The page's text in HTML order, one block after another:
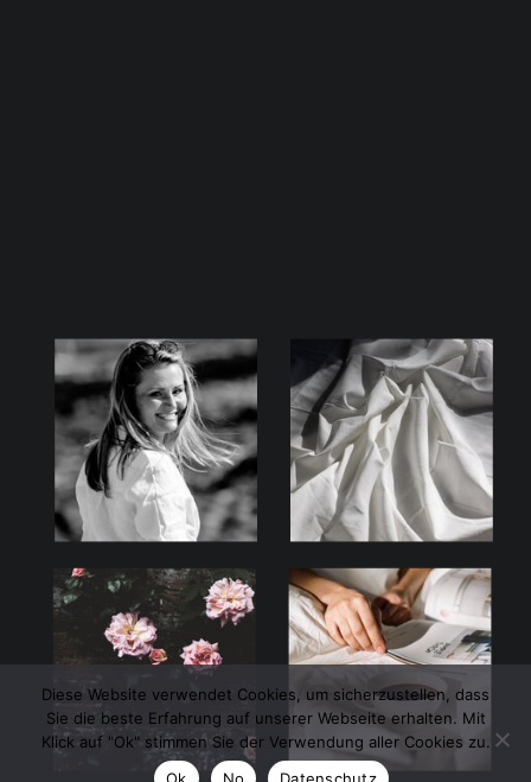
Diese Website verwendet Cookies, um sicherzustellen, dass
Sie die beste Erfahrung auf unserer Webseite erhalten. Mit
Klick auf "Ok" stimmen Sie der Verwendung aller Cookies zu.
Ok
No Datenschutz